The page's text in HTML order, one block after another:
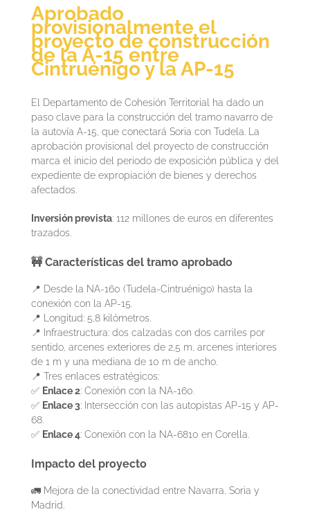
Aprobado
provisionalmente el
proyecto de construcción
de la A-15 entre
Cintruénigo y la AP-15
El Departamento de Cohesión Territorial ha dado un
paso clave para la construcción del tramo navarro de
la autovía A-15, que conectará Soria con Tudela. La
aprobación provisional del proyecto de construcción
marca el inicio del periodo de exposición pública y del
expediente de expropiación de bienes y derechos
afectados.
Inversión prevista: 112 millones de euros en diferentes
trazados.
🚧 Características del tramo aprobado
📍 Desde la NA-160 (Tudela-Cintruénigo) hasta la
conexión con la AP-15.
📍 Longitud: 5,8 kilómetros.
📍 Infraestructura: dos calzadas con dos carriles por
sentido, arcenes exteriores de 2,5 m, arcenes interiores
de 1 m y una mediana de 10 m de ancho.
📍 Tres enlaces estratégicos:
✅ Enlace 2: Conexión con la NA-160.
✅ Enlace 3: Intersección con las autopistas AP-15 y AP-
68.
✅ Enlace 4: Conexión con la NA-6810 en Corella.
Impacto del proyecto
🚛 Mejora de la conectividad entre Navarra, Soria y
Madrid.